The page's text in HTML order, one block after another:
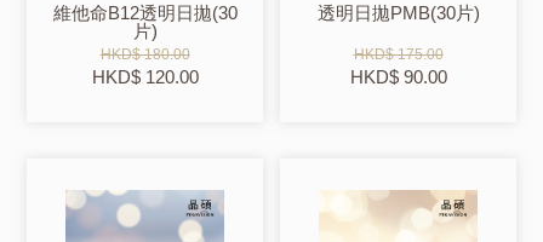
維他命B12透明日拋(30
片)
HKD$ 180.00
HKD$ 120.00
透明日拋PMB(30片)
HKD$ 175.00
HKD$ 90.00